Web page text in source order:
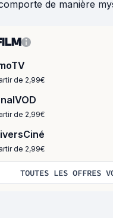
de manière
de 2,99€
de 2,99€
de 2,99€
TOUTES LES OFFRES